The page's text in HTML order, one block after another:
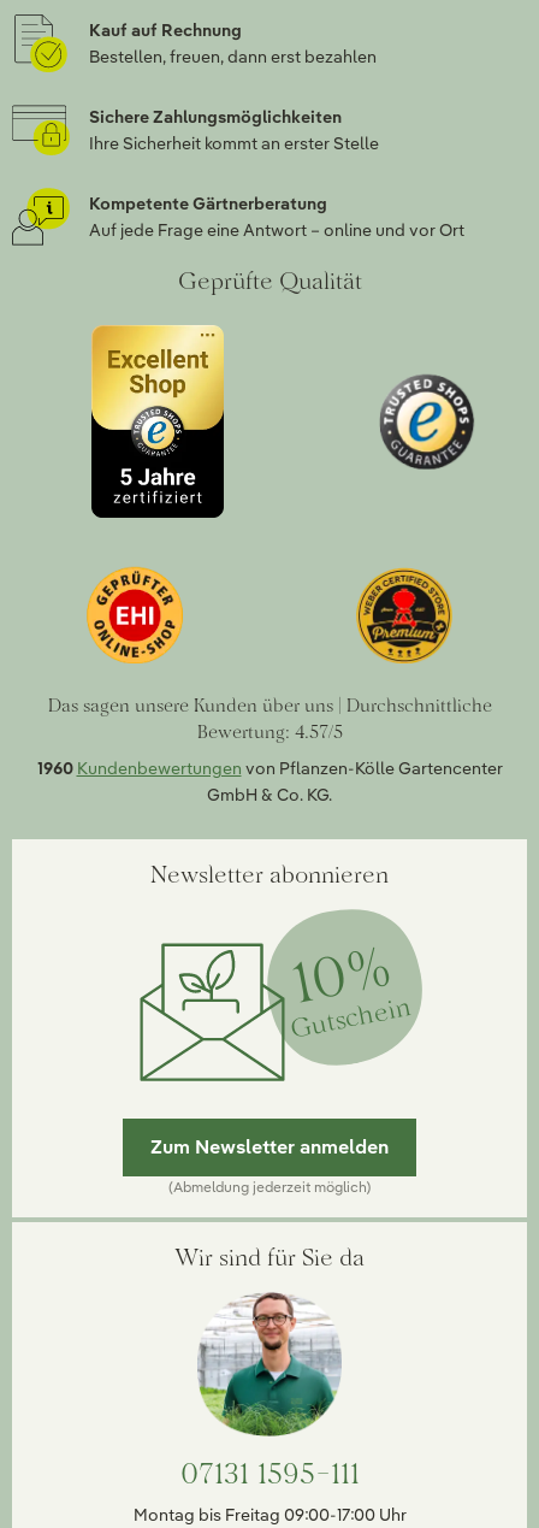
Kauf auf Rechnung
Bestellen, freuen, dann erst bezahlen
Sichere Zahlungsmöglichkeiten
Ihre Sicherheit kommt an erster Stelle
Kompetente Gärtnerberatung
Auf jede Frage eine Antwort – online und vor Ort
Geprüfte Qualität
Das sagen unsere Kunden über uns | Durchschnittliche
Bewertung: 4.57/5
1960 Kundenbewertungen von Pflanzen-Kölle Gartencenter
GmbH & Co. KG.
Newsletter abonnieren
10%
Gutschein
Zum Newsletter anmelden
(Abmeldung jederzeit möglich)
Wir sind für Sie da
07131 1595-111
Montag bis Freitag 09:00-17:00 Uhr